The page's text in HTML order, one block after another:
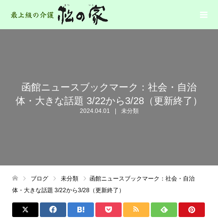
函館ニュースブックマーク：社会・自治
体・大きな話題 3/22から3/28（更新終了）
2024.04.01 未分類
ブログ 未分類
函館ニュースブックマーク：社会・自治
体・大きな話題 3/22から3/28（更新終了）